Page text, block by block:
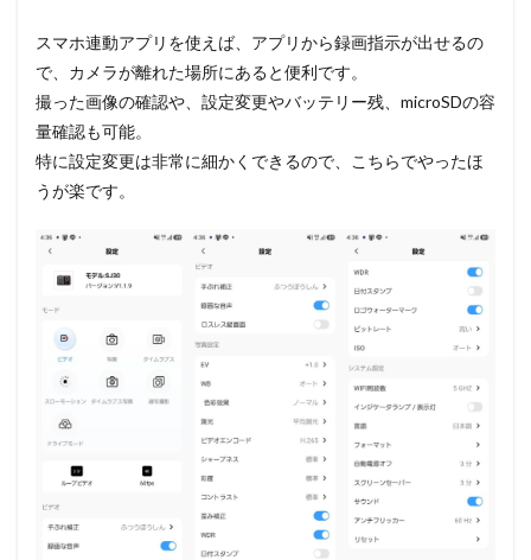
スマホ連動アプリを使えば、アプリから録画指示が出せるの
で、カメラが離れた場所にあると便利です。
撮った画像の確認や、設定変更やバッテリー残、microSDの容
量確認も可能。
特に設定変更は非常に細かくできるので、こちらでやったほ
うが楽です。